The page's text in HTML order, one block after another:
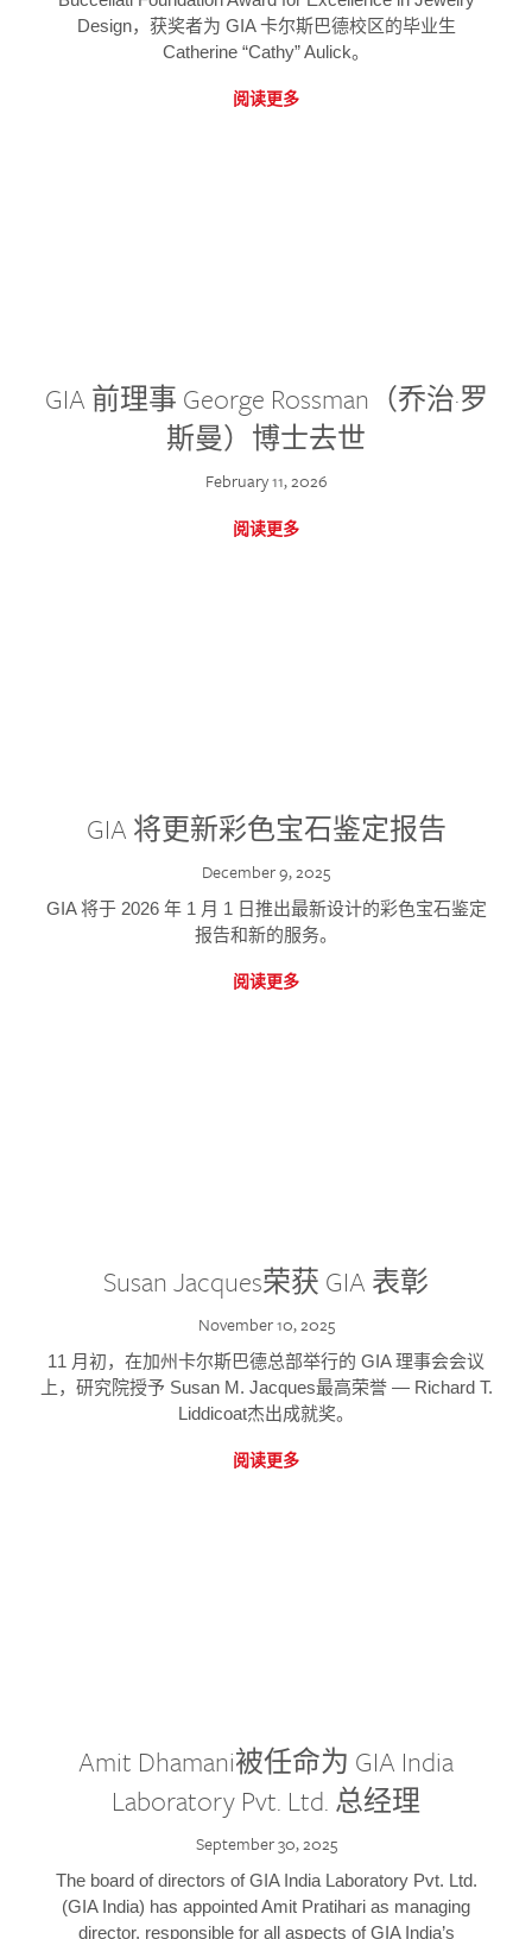
Design，获奖者为 GIA 卡尔斯巴德校区的毕业生
Catherine “Cathy” Aulick。
阅读更多
GIA 前理事 George Rossman（乔治·罗
斯曼）博士去世
February 11, 2026
阅读更多
GIA 将更新彩色宝石鉴定报告
December 9, 2025
GIA 将于 2026 年 1 月 1 日推出最新设计的彩色宝石鉴定
报告和新的服务。
阅读更多
Susan Jacques荣获 GIA 表彰
November 10, 2025
11 月初，在加州卡尔斯巴德总部举行的 GIA 理事会会议
上，研究院授予 Susan M. Jacques最高荣誉 — Richard T.
Liddicoat杰出成就奖。
阅读更多
Amit Dhamani被任命为 GIA India
Laboratory Pvt. Ltd. 总经理
September 30, 2025
The board of directors of GIA India Laboratory Pvt. Ltd.
(GIA India) has appointed Amit Pratihari as managing
director, responsible for all aspects of GIA India’s